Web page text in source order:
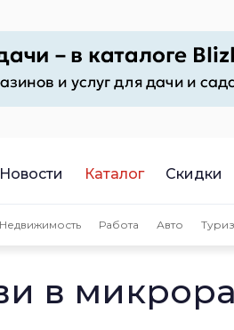
Новости Каталог Скидки
Недвижимость Работа Авто
в